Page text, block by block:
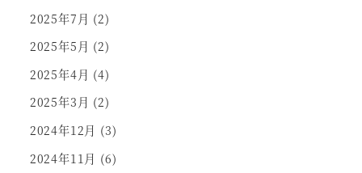
2025年7月 (2)
2025年5月 (2)
2025年4月 (4)
2025年3月 (2)
2024年12月 (3)
2024年11月 (6)